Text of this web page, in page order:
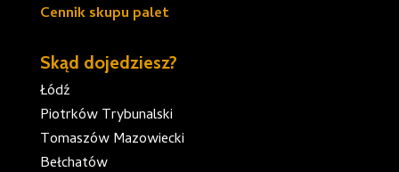
Cennik skupu palet
Skąd dojedziesz?
Łódź
Piotrków Trybunalski
Tomaszów Mazowiecki
Bełchatów